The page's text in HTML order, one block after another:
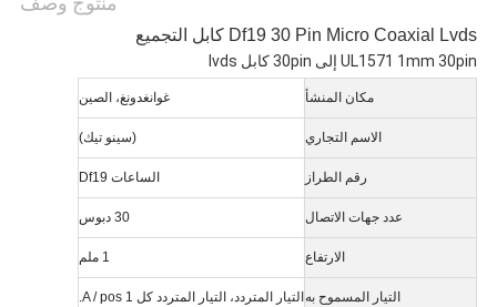
Df19 30 Pin Micro Coaxial Lvds كابل التجميع
UL1571 1mm 30pin إلى 30pin كابل lvds
مكان المنشأ غوانغدونغ، الصين
الاسم التجاري (سينو تيك)
رقم الطراز الساعات Df19
عدد جهات الاتصال 30 دبوس
الارتفاع 1 ملم
التيار المسموح به التيار المتردد، التيار المتردد كل 1 A / pos.